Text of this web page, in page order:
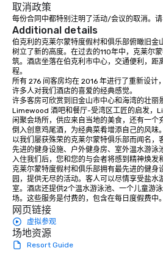
programs, birthday parties,
anniversary celebrations, rehearsal
dinners, holiday events, client
entertainment, and virtual team
connections. We handle everything
instruction, making your event
planning seamless.
取消政策
每份合同中都特别注明了活动/会议的取消。请
Additional details
伯克利的克莱尔蒙特度假村和俱乐部俯瞰旧金
树立了新的高度。在过去的110年中，克莱尔
筑。酒店坐落在伯克利市中心，交通便利，距
程。
所有 276 间客房均在 2016 年进行了重新设计
许多人对我们酒店的喜爱的经典感觉。
许多客房可欣赏到旧金山市中心和海湾的壮丽
Limewood 酒吧和餐厅-受湾区工匠的启发，
闲聚会场所，供应来自当地的美食，还有一个
倒入创意鸡尾酒，为经典菜肴增添自己的风味。
以我们屡获殊荣的克莱尔蒙特俱乐部而闻名，
先进的健身设施、户外健身房、室外温水游泳
入住我们后，您和您的与会者将感到精神焕发
克莱尔蒙特度假村和俱乐部拥有最先进的健身
园，提供无尽的活动。客人可以尽情享受盐水
室。酒店还提供2个温水游泳池、一个儿童游
场。这些服务是付费的，包含在每日度假费中。
网页链接
虚拟参观
场地资源
Resort Guide